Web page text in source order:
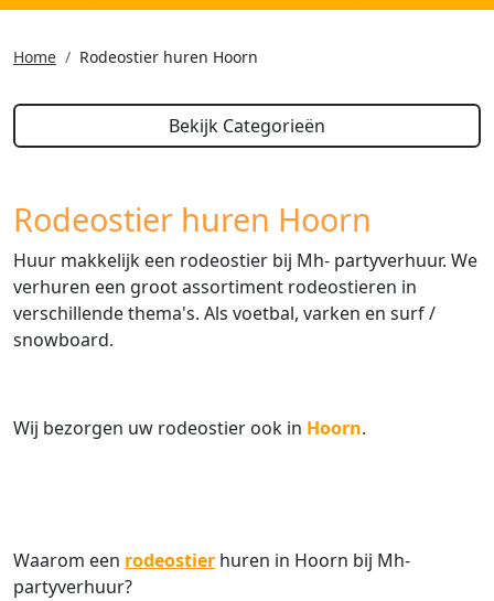
Home Rodeostier huren Hoorn
Bekijk Categorieën
Rodeostier huren Hoorn
Huur makkelijk een rodeostier bij Mh- partyverhuur. We
verhuren een groot assortiment rodeostieren in
verschillende thema's. Als voetbal, varken en surf /
snowboard.
Wij bezorgen uw rodeostier ook in Hoorn.
Waarom een rodeostier huren in Hoorn bij Mh-
partyverhuur?